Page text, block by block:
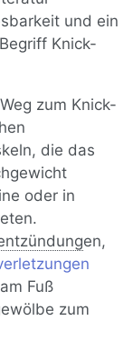
und ein
Knick-
zum Knick-
die das
oder in
en,
Fuß
zum